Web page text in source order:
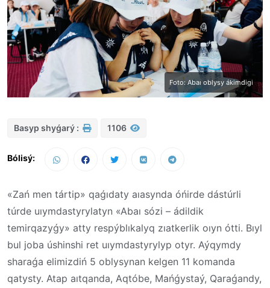
Foto: Abaı oblysy ákimdigi
Basyp shyǵarý : 1106
Bólisý:
«Zań men tártip» qaǵıdaty aıasynda óńirde dástúrli
túrde uıymdastyrylatyn «Abaı sózi – ádildik
temirqazyǵy» atty respýblıkalyq zıatkerlik oıyn ótti. Bıyl
bul joba úshinshi ret uıymdastyrylyp otyr. Aýqymdy
sharaǵa elimizdiń 5 oblysynan kelgen 11 komanda
qatysty. Atap aıtqanda, Aqtóbe, Mańǵystaý, Qaraǵandy,